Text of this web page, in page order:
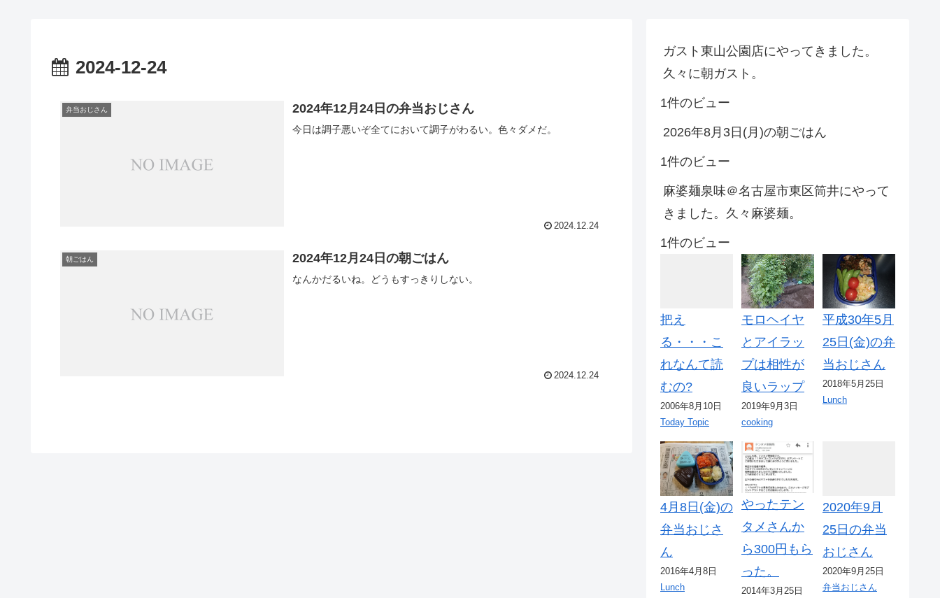
2024-12-24
弁当おじさん 2024年12月24日の弁当おじさん
今日は調子悪いぞ全てにおいて調子がわるい。色々ダメだ。
2024.12.24
朝ごはん 2024年12月24日の朝ごはん
なんかだるいね。どうもすっきりしない。
2024.12.24
ガスト東山公園店にやってきました。
久々に朝ガスト。
1件のビュー
2026年8月3日(月)の朝ごはん
1件のビュー
麻婆麺泉味＠名古屋市東区筒井にやって
きました。久々麻婆麺。
1件のビュー
把え
る・・・こ
れなんて読
むの?
2006年8月10日
Today Topic
モロヘイヤ
とアイラッ
プは相性が
良いラップ
2019年9月3日
cooking
平成30年5月
25日(金)の弁
当おじさん
2018年5月25日
Lunch
4月8日(金)の
弁当おじさ
ん
2016年4月8日
Lunch
やったテン
タメさんか
ら300円もら
った。
2014年3月25日
2020年9月
25日の弁当
おじさん
2020年9月25日
弁当おじさん